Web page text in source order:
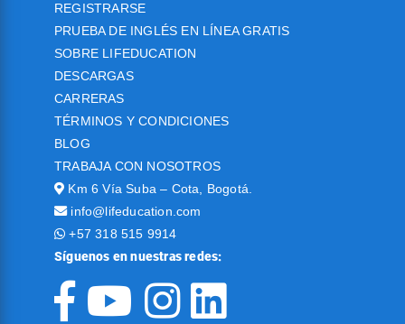
REGISTRARSE
PRUEBA DE INGLÉS EN LÍNEA GRATIS
SOBRE LIFEDUCATION
DESCARGAS
CARRERAS
TÉRMINOS Y CONDICIONES
BLOG
TRABAJA CON NOSOTROS
Km 6 Vía Suba – Cota, Bogotá.
info@lifeducation.com
+57 318 515 9914
Síguenos en nuestras redes: